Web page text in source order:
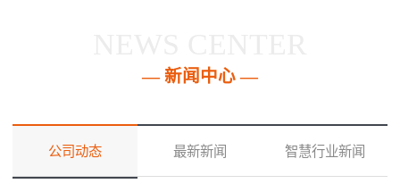
— 新闻中心 —
公司动态 最新新闻 智慧行业新闻